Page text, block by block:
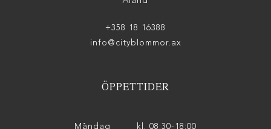
+358 18 16388
info@cityblommor.ax
ÖPPETTIDER
Måndag kl. 08:30-18:00